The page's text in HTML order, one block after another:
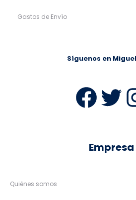
Gastos de Envío
Síguenos en
Empresa
Quiénes somos